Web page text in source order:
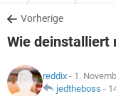
WINDOWS 10
WHATSAPP
FACEBOOK
SPIELE
WHATSAPP
DOWNLOADS
SPIELE
ANDROID
WINDOWS 10
SPIELE
LEXIKON
Vorherige
Wie deinstalliert
reddix - 1.
jedtheboss -